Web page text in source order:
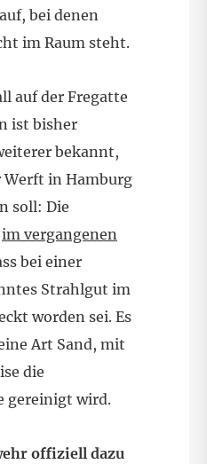
bei denen
im Raum steht.
auf der Fregatte
ist bisher
bekannt,
Werft in Hamburg
soll: Die
im vergangenen
bei einer
Strahlgut im
worden sei. Es
Art Sand, mit
die
gereinigt wird.
offiziell dazu